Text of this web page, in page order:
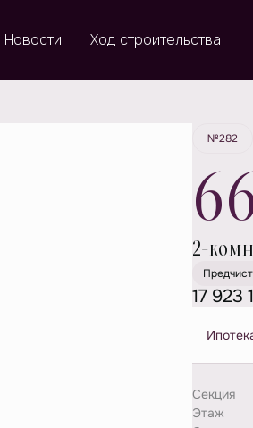
Новости Ход строительства
№282
2-
17 923
Секция
Этаж